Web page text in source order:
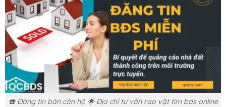
☎️ Đăng tin bán căn hộ 🌟 Địa chỉ tư vấn rao vặt tìm bds online